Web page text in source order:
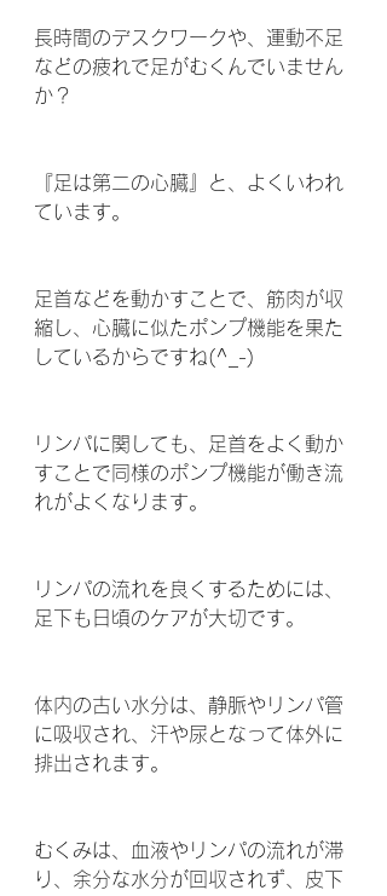
長時間のデスクワークや、運動不足
などの疲れで足がむくんでいません
か？
『足は第二の心臓』と、よくいわれ
ています。
足首などを動かすことで、筋肉が収
縮し、心臓に似たポンプ機能を果た
しているからですね(^_-)
リンパに関しても、足首をよく動か
すことで同様のポンプ機能が働き流
れがよくなります。
リンパの流れを良くするためには、
足下も日頃のケアが大切です。
体内の古い水分は、静脈やリンパ管
に吸収され、汗や尿となって体外に
排出されます。
むくみは、血液やリンパの流れが滞
り、余分な水分が回収されず、皮下